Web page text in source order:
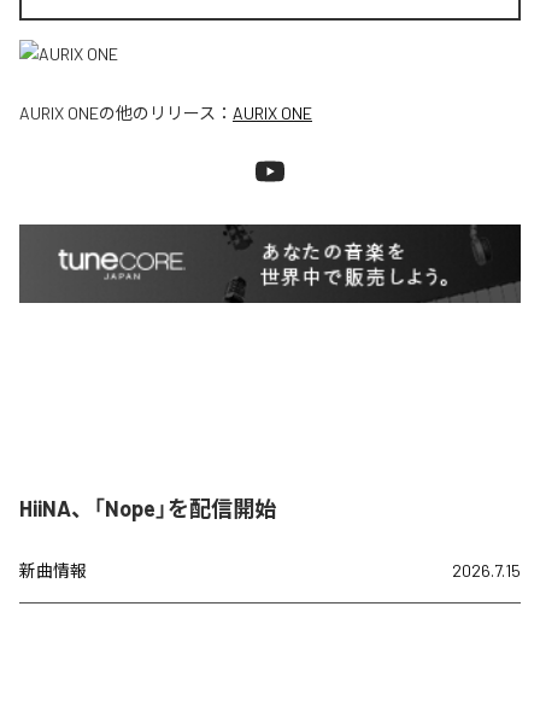
AURIX ONEの他のリリース： AURIX ONE
HiiNA、「Nope」を配信開始
新曲情報 2026.7.15